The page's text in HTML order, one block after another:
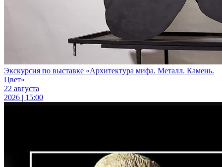
Экскурсия по выставке «Архитектура мифа. Металл. Камень.
Цвет»
22 августа
2026 | 15:00